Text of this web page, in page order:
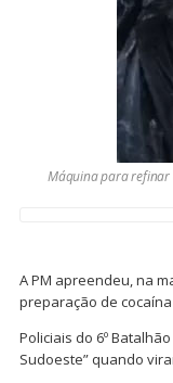
Máquina para refinar
A PM apreendeu, na
preparação de
Policiais do 6º
Sudoeste” quando